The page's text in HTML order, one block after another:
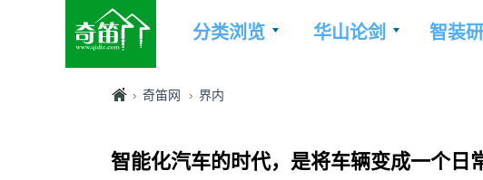
分类浏览 华山论剑 智装
奇笛网 界内
智能化汽车的时代，是将车辆变成一个日